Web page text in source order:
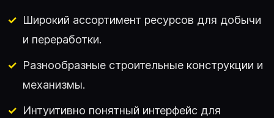
Широкий ассортимент ресурсов для добычи
и переработки.
Разнообразные строительные конструкции и
механизмы.
Интуитивно понятный интерфейс для